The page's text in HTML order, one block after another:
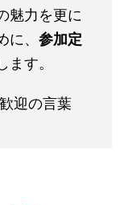
魅力を更に
、 参加定
す。
迎の言葉